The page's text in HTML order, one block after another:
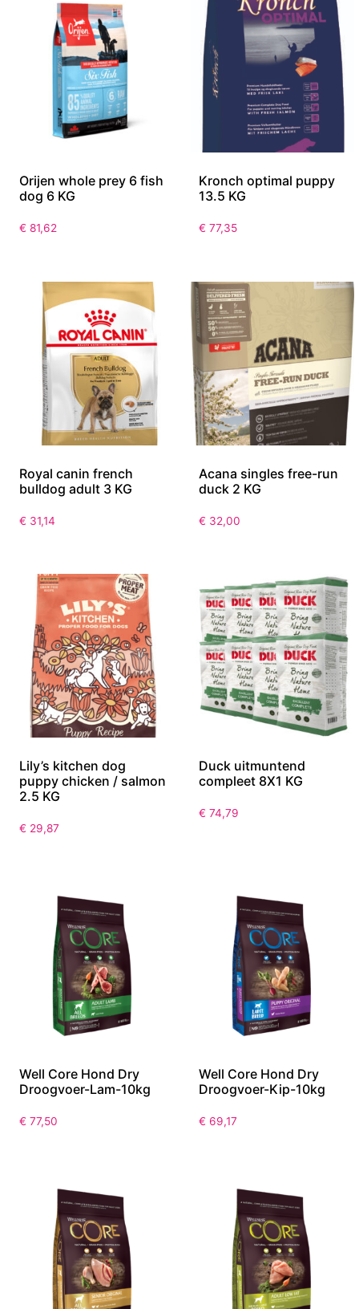
Orijen whole prey 6 fish
dog 6 KG
€ 81,62
Kronch optimal puppy
13.5 KG
€ 77,35
Royal canin french
bulldog adult 3 KG
€ 31,14
Acana singles free-run
duck 2 KG
€ 32,00
Lily’s kitchen dog
puppy chicken / salmon
2.5 KG
€ 29,87
Duck uitmuntend
compleet 8X1 KG
€ 74,79
Well Core Hond Dry
Droogvoer-Lam-10kg
€ 77,50
Well Core Hond Dry
Droogvoer-Kip-10kg
€ 69,17